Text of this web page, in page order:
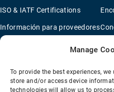
Manage
To provide the best experiences,
store and/or access device
technologies will allow us to
ISO & IATF Certifications
Información para proveedores
Legal Notice